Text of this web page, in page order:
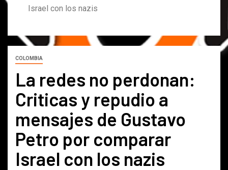
Israel con los nazis
COLOMBIA
La redes no perdonan:
Criticas y repudio a
mensajes de Gustavo
Petro por comparar
Israel con los nazis